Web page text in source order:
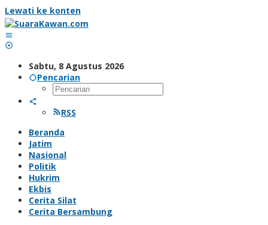
Lewati ke konten
Sabtu, 8 Agustus 2026
Pencarian
RSS
Beranda
Jatim
Nasional
Politik
Hukrim
Ekbis
Cerita Silat
Cerita Bersambung